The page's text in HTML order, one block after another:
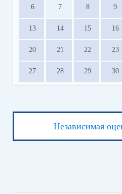
6 7 8 9
13 14 15 16
20 21 22 23
27 28 29 30
Независимая